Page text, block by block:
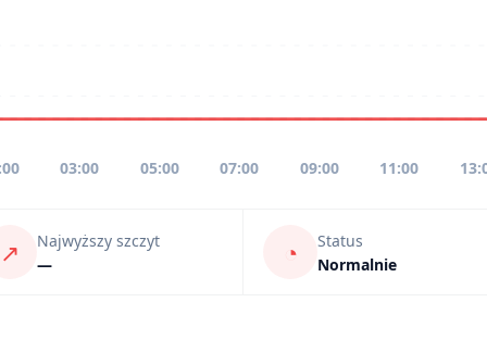
03:00 05:00 07:00 09:00 11:00
↗
Najwyższy szczyt
—
◔
Status
Normalnie